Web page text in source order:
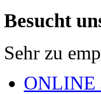
Besucht
Sehr zu
ONLINE